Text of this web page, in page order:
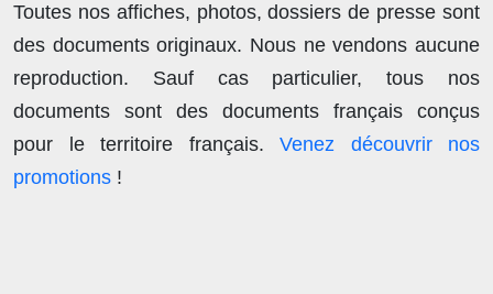
Toutes nos affiches, photos, dossiers de presse sont
des documents originaux. Nous ne vendons aucune
reproduction. Sauf cas particulier, tous nos
documents sont des documents français conçus
pour le territoire français. Venez découvrir nos
promotions !